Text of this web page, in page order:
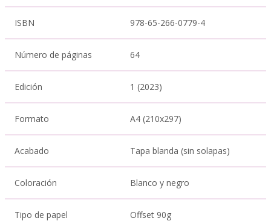
ISBN 978-65-266-0779-4
Número de páginas 64
Edición 1 (2023)
Formato A4 (210x297)
Acabado Tapa blanda (sin solapas)
Coloración Blanco y negro
Tipo de papel Offset 90g